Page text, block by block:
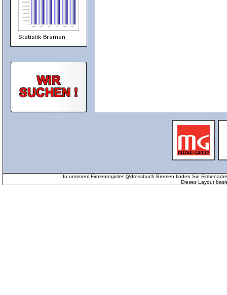
In unserem Firmenregister @dressbuch Bremen finden Sie
Dieses Layout